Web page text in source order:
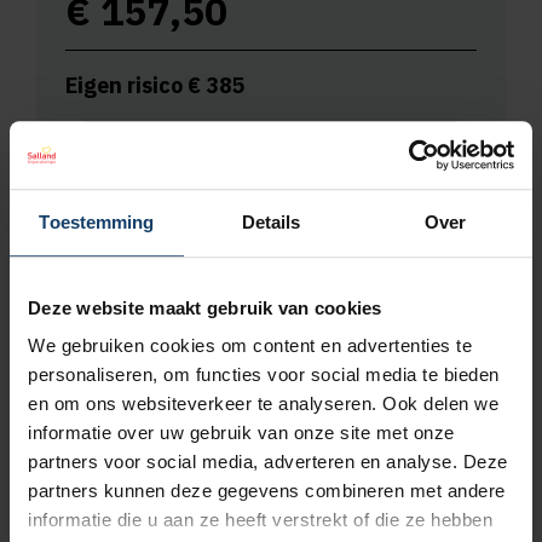
Toestemming Details Over
Deze website maakt gebruik van cookies
We gebruiken cookies om content en advertenties te
personaliseren, om functies voor social media te bieden
en om ons websiteverkeer te analyseren. Ook delen we
informatie over uw gebruik van onze site met onze
partners voor social media, adverteren en analyse. Deze
partners kunnen deze gegevens combineren met andere
informatie die u aan ze heeft verstrekt of die ze hebben
€ 157,50
Eigen risico € 385
Ruime vergoeding voor fysiotherapie
Gebruik je dit jaar niet al je fysiobehandelingen? Neem dan
tot 3 behandelingen mee naar volgend jaar.